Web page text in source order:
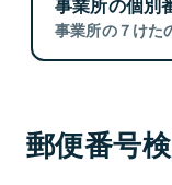
事業所の７けた
郵便番号